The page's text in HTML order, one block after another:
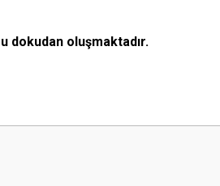
dokudan oluşmaktadır.